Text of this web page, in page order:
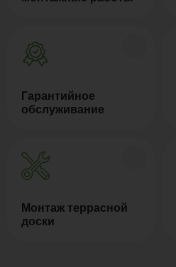
Гарантийное
обслуживание
Монтаж террасной
доски